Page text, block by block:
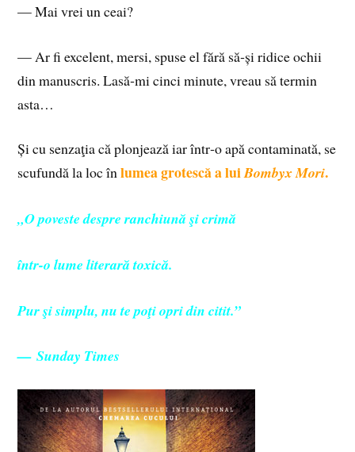
— Mai vrei un ceai?
— Ar fi excelent, mersi, spuse el fără să‑și ridice ochii
din manuscris. Lasă‑mi cinci minute, vreau să termin
asta…
Și cu senzaţia că plonjează iar într‑o apă contaminată, se
scufundă la loc înlumea grotescă a luiBombyx Mori.
„O poveste despre ranchiună şi crimă
într-o lume literară toxică.
Pur şi simplu, nu te poţi opri din citit.”
— Sunday Times